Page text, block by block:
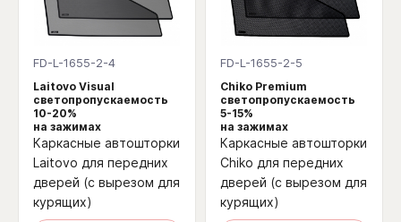
FD-L-1655-2-4
Laitovo Visual
светопропускаемость
10-20%
на зажимах
Каркасные автошторки
Laitovo для передних
дверей (с вырезом для
курящих)
FD-L-1655-2-5
Chiko Premium
светопропускаемость
5-15%
на зажимах
Каркасные автошторки
Chiko для передних
дверей (с вырезом для
курящих)